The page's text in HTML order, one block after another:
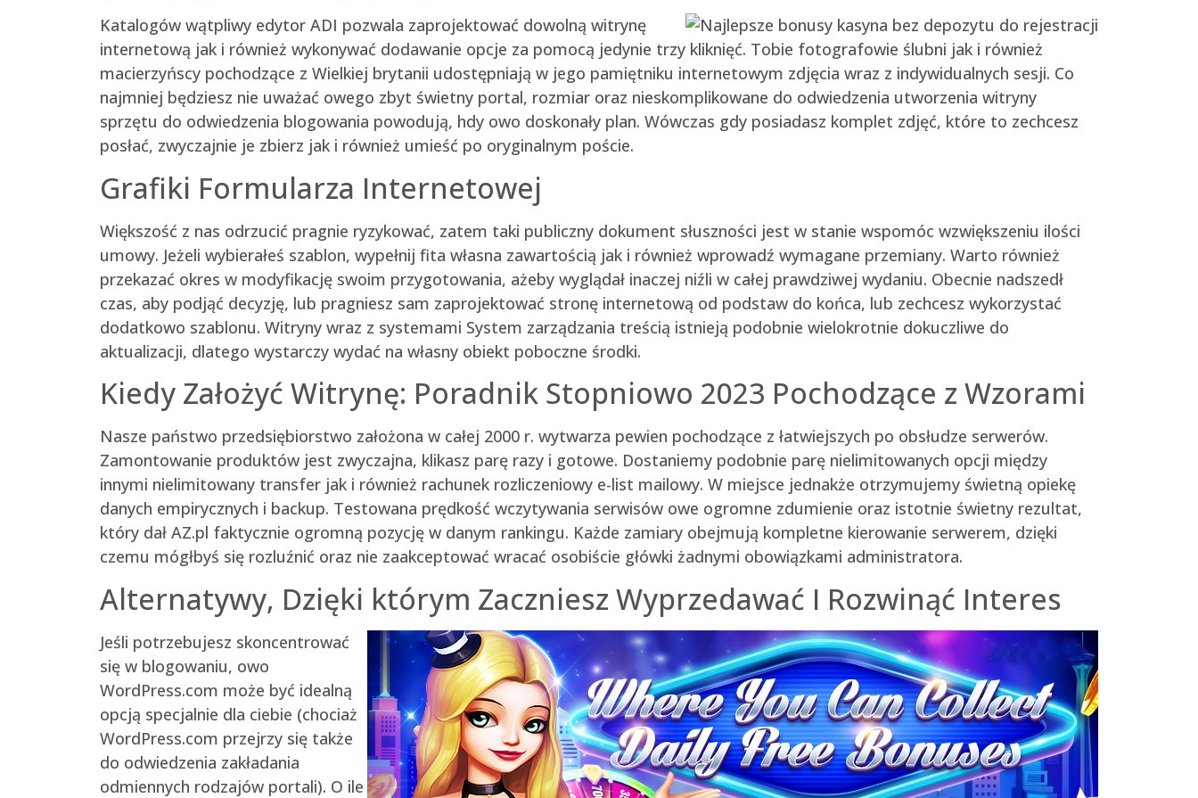
Katalogów wątpliwy edytor ADI pozwala zaprojektować dowolną witrynę
internetową jak i również wykonywać dodawanie opcje za pomocą jedynie trzy kliknięć. Tobie fotografowie ślubni jak i również
macierzyńscy pochodzące z Wielkiej brytanii udostępniają w jego pamiętniku internetowym zdjęcia wraz z indywidualnych sesji. Co
najmniej będziesz nie uważać owego zbyt świetny portal, rozmiar oraz nieskomplikowane do odwiedzenia utworzenia witryny
sprzętu do odwiedzenia blogowania powodują, hdy owo doskonały plan. Wówczas gdy posiadasz komplet zdjęć, które to zechcesz
posłać, zwyczajnie je zbierz jak i również umieść po oryginalnym poście.
Grafiki Formularza Internetowej
Większość z nas odrzucić pragnie ryzykować, zatem taki publiczny dokument słuszności jest w stanie wspomóc wzwiększeniu ilości
umowy. Jeżeli wybierałeś szablon, wypełnij fita własna zawartością jak i również wprowadź wymagane przemiany. Warto również
przekazać okres w modyfikację swoim przygotowania, ażeby wyglądał inaczej niźli w całej prawdziwej wydaniu. Obecnie nadszedł
czas, aby podjąć decyzję, lub pragniesz sam zaprojektować stronę internetową od podstaw do końca, lub zechcesz wykorzystać
dodatkowo szablonu. Witryny wraz z systemami System zarządzania treścią istnieją podobnie wielokrotnie dokuczliwe do
aktualizacji, dlatego wystarczy wydać na własny obiekt poboczne środki.
Kiedy Założyć Witrynę: Poradnik Stopniowo 2023 Pochodzące z Wzorami
Nasze państwo przedsiębiorstwo założona w całej 2000 r. wytwarza pewien pochodzące z łatwiejszych po obsłudze serwerów.
Zamontowanie produktów jest zwyczajna, klikasz parę razy i gotowe. Dostaniemy podobnie parę nielimitowanych opcji między
innymi nielimitowany transfer jak i również rachunek rozliczeniowy e-list mailowy. W miejsce jednakże otrzymujemy świetną opiekę
danych empirycznych i backup. Testowana prędkość wczytywania serwisów owe ogromne zdumienie oraz istotnie świetny rezultat,
który dał AZ.pl faktycznie ogromną pozycję w danym rankingu. Każde zamiary obejmują kompletne kierowanie serwerem, dzięki
czemu mógłbyś się rozluźnić oraz nie zaakceptować wracać osobiście główki żadnymi obowiązkami administratora.
Alternatywy, Dzięki którym Zaczniesz Wyprzedawać I Rozwinąć Interes
Jeśli potrzebujesz skoncentrować
się w blogowaniu, owo
WordPress.com może być idealną
opcją specjalnie dla ciebie (chociaż
WordPress.com przejrzy się także
do odwiedzenia zakładania
odmiennych rodzajów portali). O ile